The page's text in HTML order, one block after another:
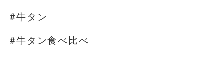
#牛タン
#牛タン食べ比べ